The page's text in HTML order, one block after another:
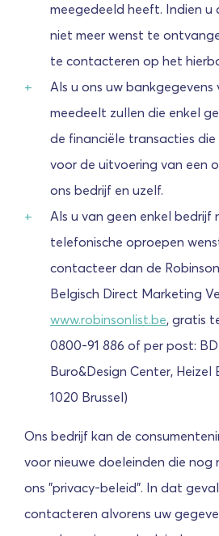
meegedeeld heeft. Indien u
niet meer wenst te
te contacteren op het
Als u ons uw bankgegevens
meedeelt zullen die enkel
de financiële transacties die
voor de uitvoering van een
ons bedrijf en uzelf.
Als u van geen enkel bedrijf
telefonische oproepen
contacteer dan de
Belgisch Direct Marketing
www.robinsonlist.be, gratis
0800-91 886 of per post:
Buro&Design Center, Heizel
1020 Brussel)
Ons bedrijf kan de
voor nieuwe doeleinden die nog
ons "privacy-beleid". In dat
contacteren alvorens uw